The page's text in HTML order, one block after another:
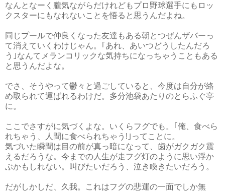
なんとなーく朧気ながらだけれどもプロ野球選手にもロッ
クスターにもなれないことを悟ると思うんだよね。
同じプールで仲良くなった友達もある朝とつぜんザバーっ
て消えていくわけじゃん。｢あれ、あいつどうしたんだろ
う｣なんてメランコリックな気持ちになっちゃうこともある
と思うんだよな。
でさ、そうやって鬱々と過ごしていると、今度は自分が絡
め取られて運ばれるわけだ。多分池袋あたりのとらふぐ亭
に。
ここでさすがに気づくよな。いくらフグでも。｢俺、食べら
れちゃう、人間に食べられちゃう!｣ってことに。
気づいた瞬間は目の前が真っ暗になって、歯がガクガク震
えるだろうな。今までの人生が走フグ灯のように思い浮か
ぶかもしれない。叫びたいだろう、泣き喚きたいだろう。
だがしかしだ、久我。これはフグの悲運の一面でしか無